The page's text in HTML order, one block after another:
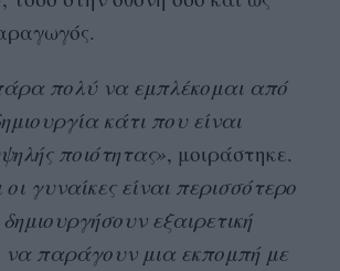
πολύ να εμπλέκομαι από
κάτι που είναι
ποιότητας», μοιράστηκε.
γυναίκες είναι περισσότερο
εξαιρετική
να παράγουν μια εκπομπή με